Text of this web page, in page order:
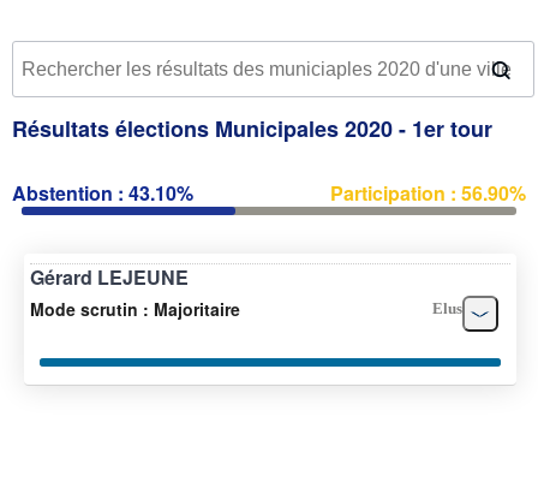
Résultats élections Municipales 2020 - 1er tour
Abstention : 43.10% Participation : 56.90%
Gérard LEJEUNE
Mode scrutin : Majoritaire Elus